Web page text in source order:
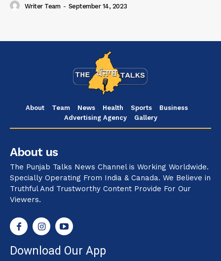
Writer Team - September 14, 2023
About Team News Health Sports
Business
Advertising Agency
Gallery
About us
The Punjab Talks News Channel is Working Worldwide.
Specially Operating From India & Canada. We Believe in
Truthful And Trustworthy Content Provide For Our
Viewers.
Download Our App